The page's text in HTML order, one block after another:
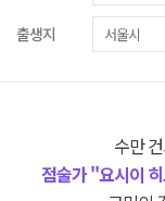
출생지
수만
점술가 "요시이